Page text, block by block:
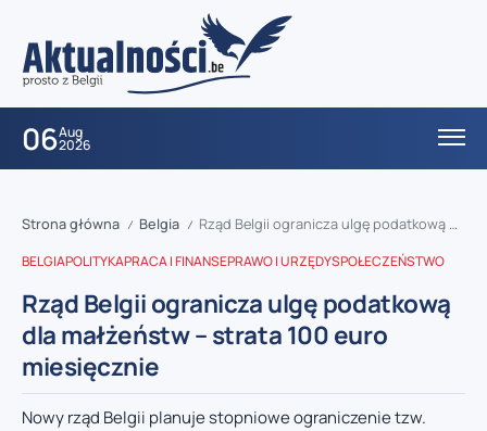
06Aug
2026
Strona główna / Belgia / Rząd Belgii ogranicza ulgę podatkową dla małżeństw – strata 100 euro miesięcznie
BELGIAPOLITYKAPRACA I FINANSEPRAWO I URZĘDYSPOŁECZEŃSTWO
Rząd Belgii ogranicza ulgę podatkową
dla małżeństw – strata 100 euro
miesięcznie
Nowy rząd Belgii planuje stopniowe ograniczenie tzw.